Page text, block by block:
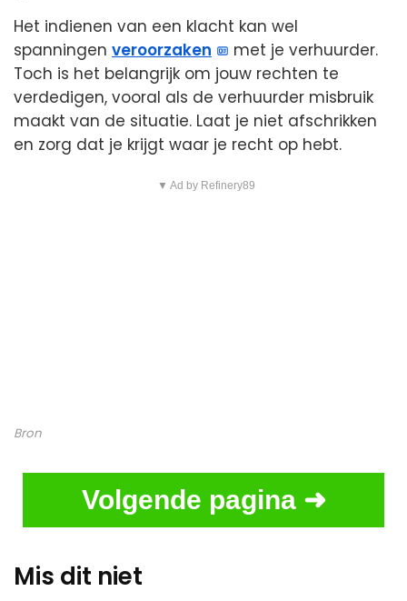
Het indienen van een klacht kan wel
spanningen veroorzaken
met je verhuurder.
Toch is het belangrijk om jouw rechten te
verdedigen, vooral als de verhuurder misbruik
maakt van de situatie. Laat je niet afschrikken
en zorg dat je krijgt waar je recht op hebt.
▼ Ad by Refinery89
Bron
Volgende pagina ➜
Mis dit niet